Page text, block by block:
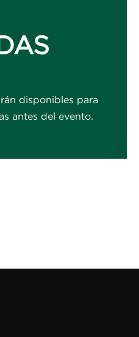
disponibles para
antes del evento.